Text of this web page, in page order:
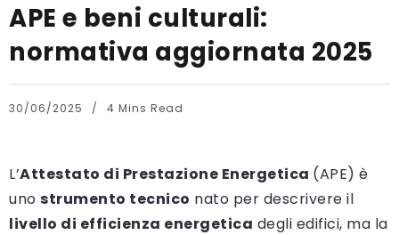
APE e beni culturali:
normativa aggiornata 2025
30/06/2025 4 Mins Read
L’Attestato di Prestazione Energetica (APE) è
uno strumento tecnico nato per descrivere il
livello di efficienza energetica degli edifici, ma la